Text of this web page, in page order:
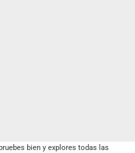
bien y explores todas las